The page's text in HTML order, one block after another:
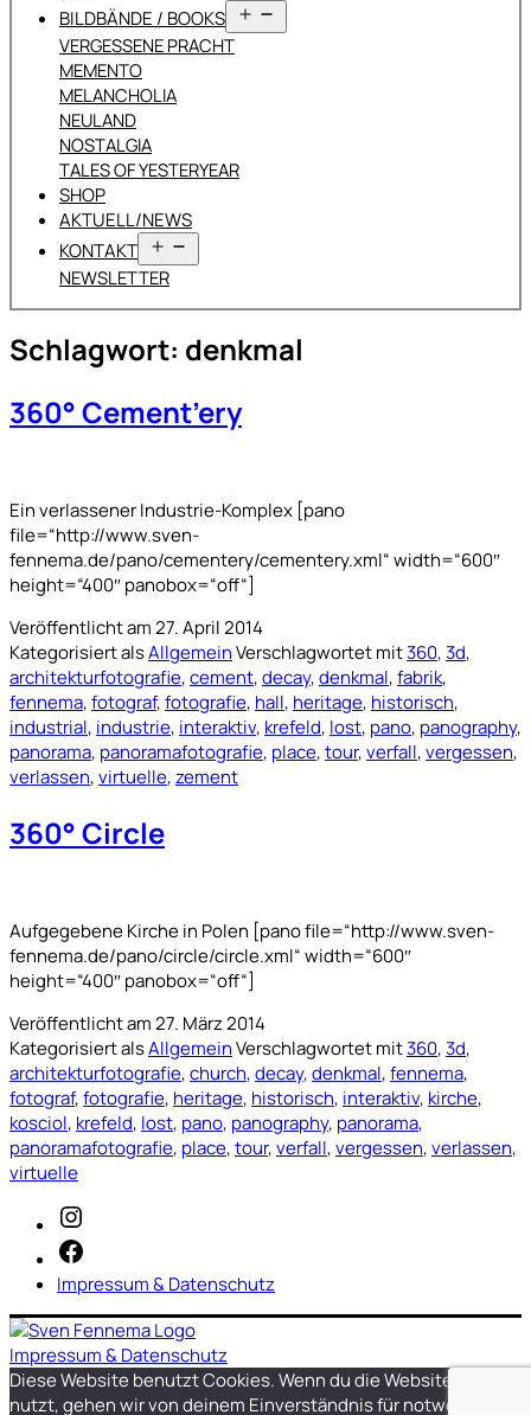
BILDBÄNDE / BOOKS
öffnen
VERGESSENE PRACHT
MEMENTO
MELANCHOLIA
NEULAND
NOSTALGIA
TALES OF YESTERYEAR
SHOP
AKTUELL/NEWS
KONTAKT
öffnen
NEWSLETTER
Schlagwort: denkmal
360° Cement’ery
Ein verlassener Industrie-Komplex [pano
file=“http://www.sven-
fennema.de/pano/cementery/cementery.xml“ width=“600″
height=“400″ panobox=“off“]
Veröffentlicht am27. April 2014
Kategorisiert alsAllgemeinVerschlagwortet mit360,3d,
architekturfotografie,cement,decay,denkmal,fabrik,
fennema,fotograf,fotografie, hall, heritage, historisch,
industrial, industrie, interaktiv, krefeld, lost, pano, panography,
panorama, panoramafotografie, place,tour,verfall,vergessen,
verlassen,virtuelle,zement
360° Circle
Aufgegebene Kirche in Polen [pano file=“http://www.sven-
fennema.de/pano/circle/circle.xml“ width=“600″
height=“400″ panobox=“off“]
Veröffentlicht am27. März 2014
Kategorisiert alsAllgemeinVerschlagwortet mit360,3d,
architekturfotografie,church,decay,denkmal,fennema,
fotograf,fotografie, heritage, historisch, interaktiv, kirche,
kosciol, krefeld, lost, pano, panography, panorama,
panoramafotografie, place,tour,verfall,vergessen,verlassen,
virtuelle
Impressum & Datenschutz
Impressum & Datenschutz
Diese Website benutzt Cookies. Wenn du die Website weiter
nutzt, gehen wir von deinem Einverständnis für notwendige